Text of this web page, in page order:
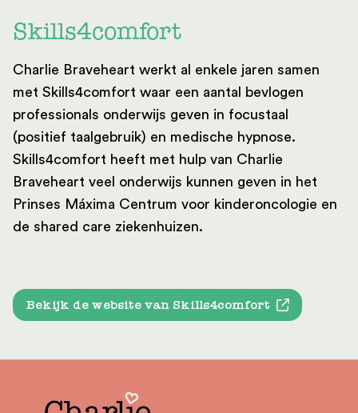
Skills4comfort
Charlie Braveheart werkt al enkele jaren samen
met Skills4comfort waar een aantal bevlogen
professionals onderwijs geven in focustaal
(positief taalgebruik) en medische hypnose.
Skills4comfort heeft met hulp van Charlie
Braveheart veel onderwijs kunnen geven in het
Prinses Máxima Centrum voor kinderoncologie en
de shared care ziekenhuizen.
Bekijk de website van Skills4comfort